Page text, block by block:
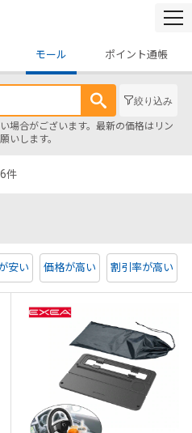
モール ポイント通帳
絞り込み
場合がございます。最新の価格はリン
いします。
件
安い 価格が高い 割引率が高い